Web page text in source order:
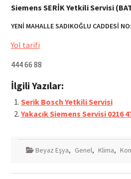
Siemens SERİK Yetkili Servisi
YENİ MAHALLE SADIKOĞLU CADDESİ
Yol tarifi
444 66 88
İlgili Yazılar:
Serik Bosch Yetkili Servisi
Yakacık Siemens Servisi 0216
Beyaz Eşya, Genel, Klima,